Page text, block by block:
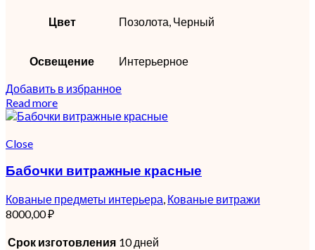
Цвет Позолота, Черный
Освещение Интерьерное
Добавить в избранное
Read more
Close
Бабочки витражные красные
Кованые предметы интерьера, Кованые витражи
8000,00₽
Срок изготовления 10 дней